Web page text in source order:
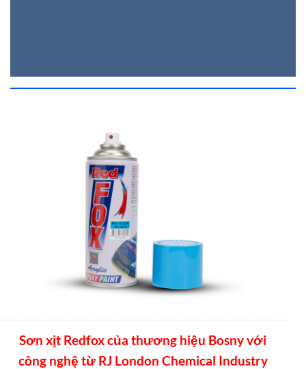
Sơn xịt Redfox của thương hiệu Bosny với
công nghệ từ RJ London Chemical Industry